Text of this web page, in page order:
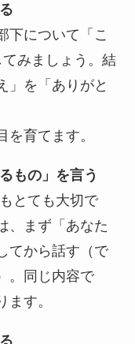
下について「こ
みましょう。結
を「ありがと
を育てます。
もの」を言う
とても大切で
、まず「あなた
てから話す（で
。同じ内容で
す。